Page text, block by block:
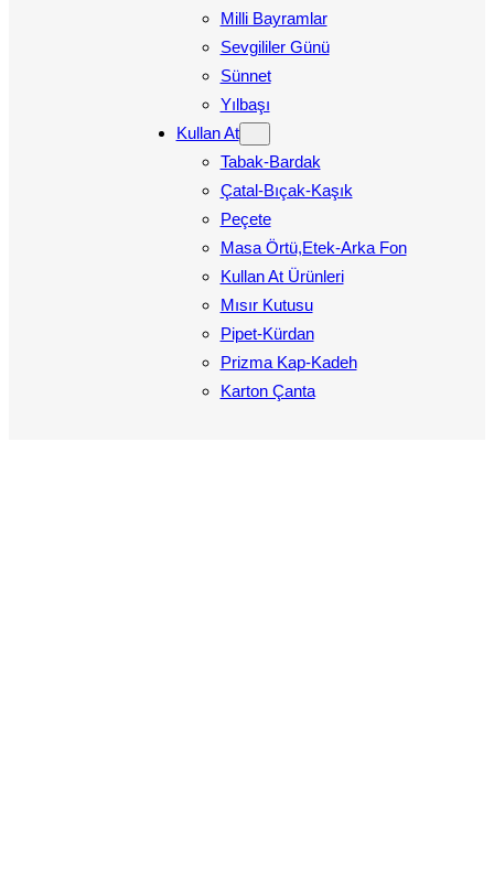
Milli Bayramlar
Sevgililer Günü
Sünnet
Yılbaşı
Kullan At
Tabak-Bardak
Çatal-Bıçak-Kaşık
Peçete
Masa Örtü,Etek-Arka Fon
Kullan At Ürünleri
Mısır Kutusu
Pipet-Kürdan
Prizma Kap-Kadeh
Karton Çanta